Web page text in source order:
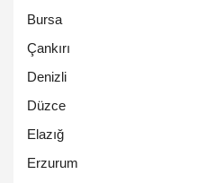
Bursa
Çankırı
Denizli
Düzce
Elazığ
Erzurum